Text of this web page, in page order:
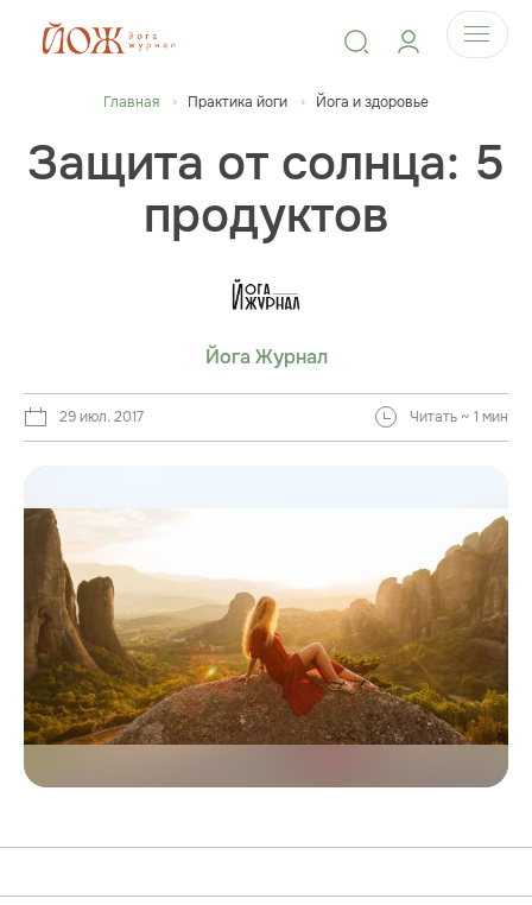
Главная Практика йоги Йога и здоровье
Защита от солнца: 5
продуктов
Йога Журнал
29 июл. 2017 Читать ~ 1 мин